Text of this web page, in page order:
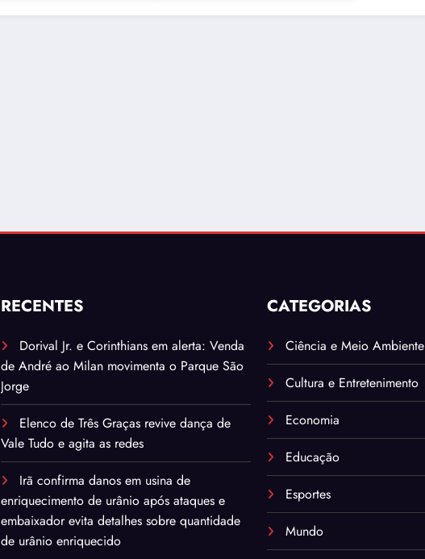
RECENTES
Dorival Jr. e Corinthians em alerta: Venda
de André ao Milan movimenta o Parque São
Jorge
Elenco de Três Graças revive dança de
Vale Tudo e agita as redes
Irã confirma danos em usina de
enriquecimento de urânio após ataques e
embaixador evita detalhes sobre quantidade
de urânio enriquecido
CATEGORIAS
Ciência e Meio Ambiente
Cultura e Entretenimento
Economia
Educação
Esportes
Mundo